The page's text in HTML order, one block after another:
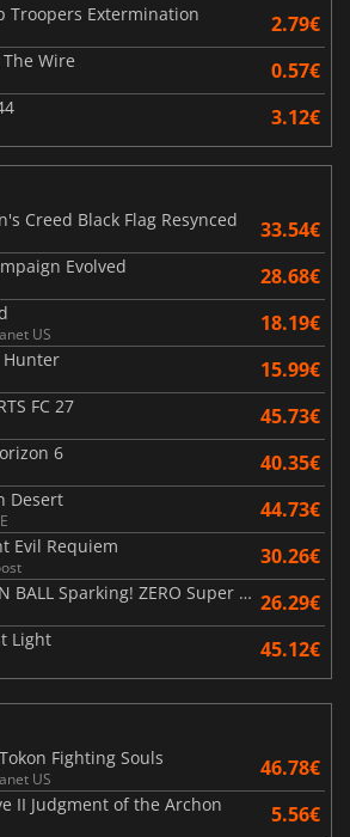
Troopers Extermination
2.79€
Wire 0.57€
3.12€
Creed Black Flag Resynced
33.54€
Evolved 28.68€
US 18.19€
15.99€
FC 27 45.73€
6 40.35€
Desert 44.73€
Evil Requiem 30.26€
DRAGON BALL Sparking! ZERO Super Limit Breaking NEO 26.29€
Light 45.12€
Fighting Souls
US 46.78€
II Judgment of the Archon 5.56€